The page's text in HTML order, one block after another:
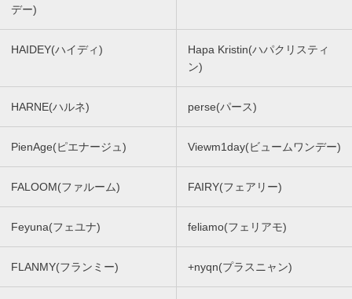
デー)
HAIDEY(ハイディ)
Hapa Kristin(ハパクリスティ
ン)
HARNE(ハルネ) perse(パース)
PienAge(ピエナージュ) Viewm1day(ビュームワンデー)
FALOOM(ファルーム) FAIRY(フェアリー)
Feyuna(フェユナ) feliamo(フェリアモ)
FLANMY(フランミー) +nyqn(プラスニャン)